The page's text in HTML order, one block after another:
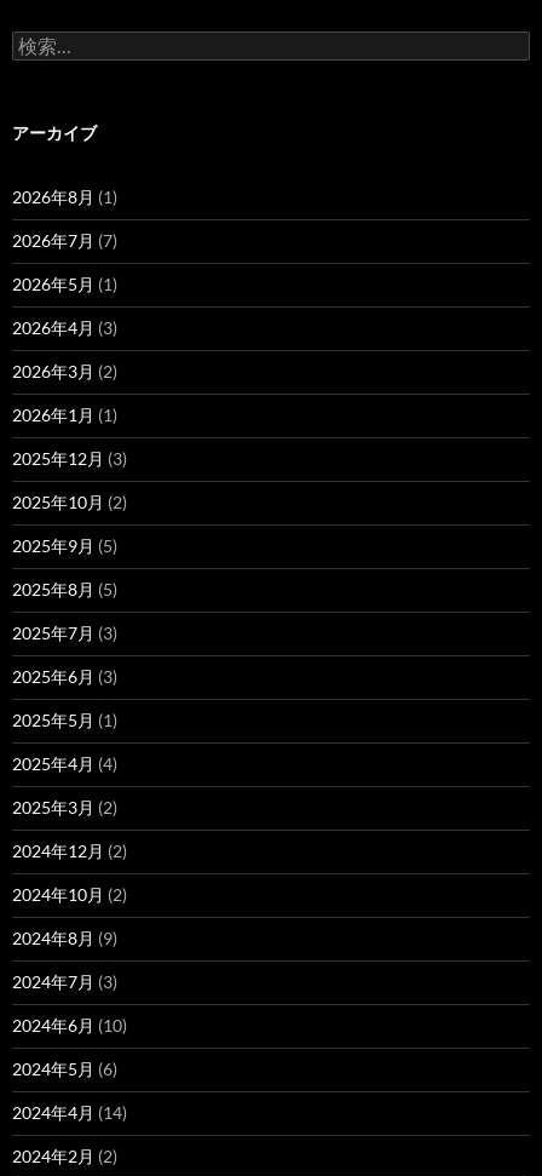
検
索:
アーカイブ
2026年8月 (1)
2026年7月 (7)
2026年5月 (1)
2026年4月 (3)
2026年3月 (2)
2026年1月 (1)
2025年12月 (3)
2025年10月 (2)
2025年9月 (5)
2025年8月 (5)
2025年7月 (3)
2025年6月 (3)
2025年5月 (1)
2025年4月 (4)
2025年3月 (2)
2024年12月 (2)
2024年10月 (2)
2024年8月 (9)
2024年7月 (3)
2024年6月 (10)
2024年5月 (6)
2024年4月 (14)
2024年2月 (2)